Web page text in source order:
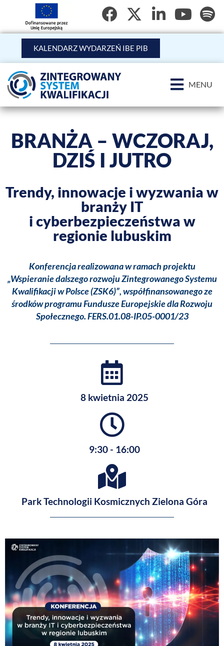
KALENDARZ WYDARZEŃ IBE PIB
MENU
BRANŻA – WCZORAJ,
DZIŚ I JUTRO
Trendy, innowacje i wyzwania w
branży IT
i cyberbezpieczeństwa w
regionie lubuskim
Konferencja realizowana w ramach projektu
„Wspieranie dalszego rozwoju Zintegrowanego Systemu
Kwalifikacji w Polsce (ZSK6)”, współfinansowanego ze
środków programu Fundusze Europejskie dla Rozwoju
Społecznego. FERS.01.08-IP.05-0001/23
8 kwietnia 2025
9:30 - 16:00
Park Technologii Kosmicznych Zielona Góra